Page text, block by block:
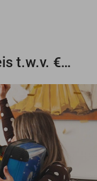
Maak gratis kans op een droomreis t.w.v. €3.000!